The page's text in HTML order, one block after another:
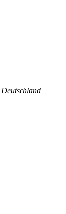
Deutschland